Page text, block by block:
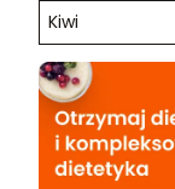
Kiwi